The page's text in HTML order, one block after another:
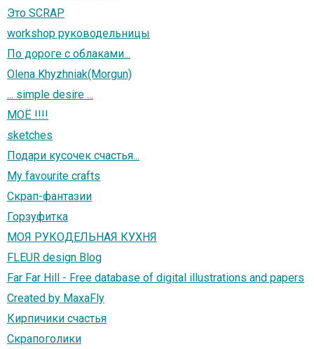
Это SCRAP
workshop руководельницы
По дороге с облаками...
Olena Khyzhniak(Morgun)
... simple desire ...
МОЁ !!!!
sketches
Подари кусочек счастья...
My favourite crafts
Скрап-фантазии
Горзуфитка
МОЯ РУКОДЕЛЬНАЯ КУХНЯ
FLEUR design Blog
Far Far Hill - Free database of digital illustrations and papers
Created by MaxaFly
Кирпичики счастья
Скрапоголики